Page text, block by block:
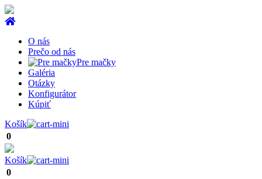
O nás
Prečo od nás
Pre mačky
Galéria
Otázky
Konfigurátor
Kúpiť
Košík
0
Košík
0